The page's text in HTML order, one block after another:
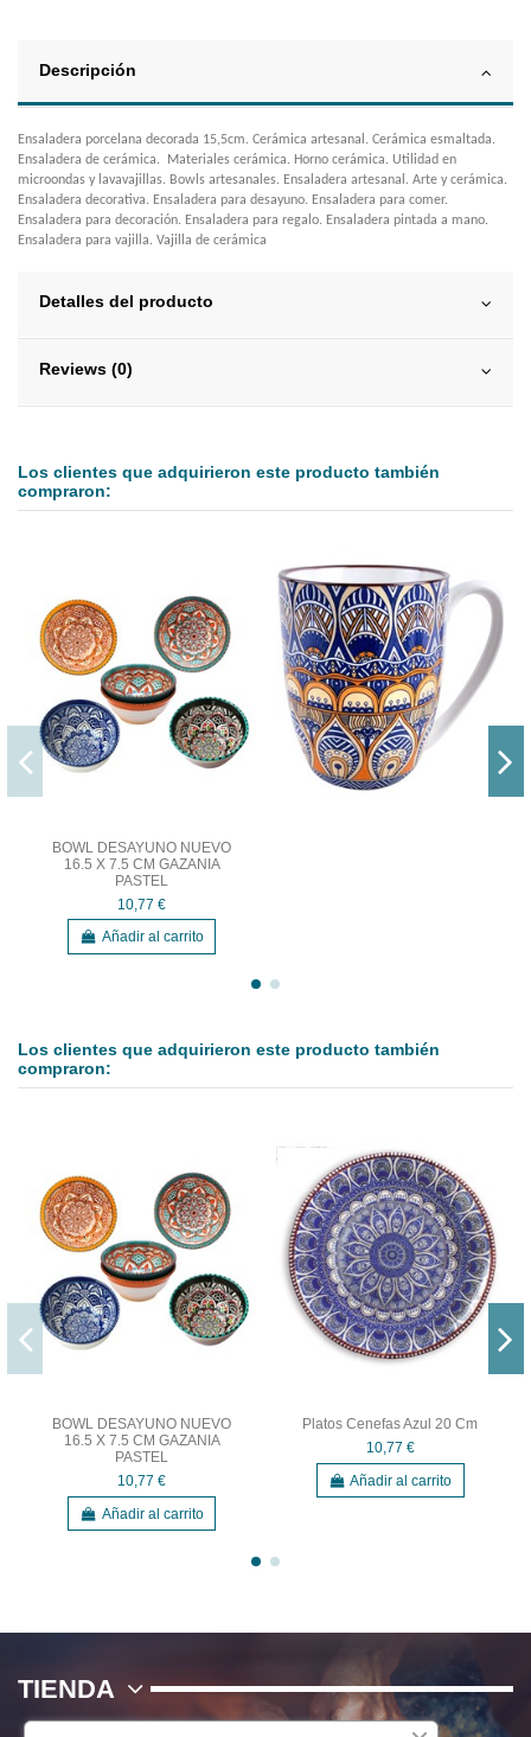
Descripción
Ensaladera porcelana decorada 15,5cm. Cerámica artesanal. Cerámica esmaltada.
Ensaladera de cerámica. Materiales cerámica. Horno cerámica. Utilidad en
microondas y lavavajillas. Bowls artesanales. Ensaladera artesanal. Arte y cerámica.
Ensaladera decorativa. Ensaladera para desayuno. Ensaladera para comer.
Ensaladera para decoración. Ensaladera para regalo. Ensaladera pintada a mano.
Ensaladera para vajilla. Vajilla de cerámica
Detalles del producto
Reviews (0)
Los clientes que adquirieron este producto también
compraron:
BOWL DESAYUNO NUEVO
16.5 X 7.5 CM GAZANIA
PASTEL
10,77 €
Añadir al carrito
Los clientes que adquirieron este producto también
compraron:
BOWL DESAYUNO NUEVO
16.5 X 7.5 CM GAZANIA
PASTEL
10,77 €
Añadir al carrito
Platos Cenefas Azul 20 Cm
10,77 €
Añadir al carrito
TIENDA